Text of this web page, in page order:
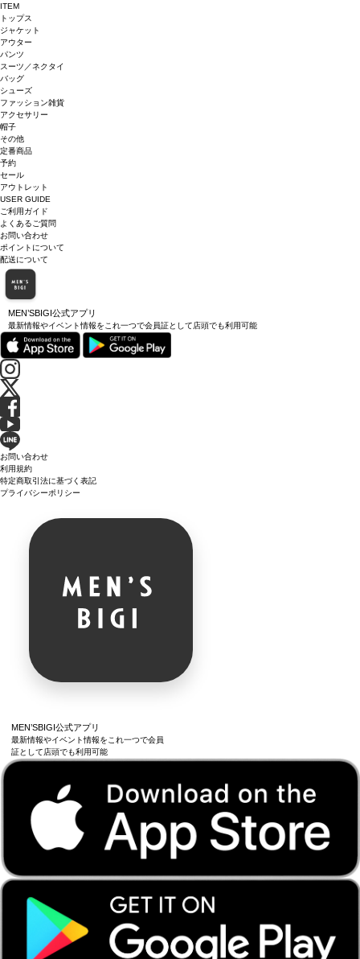
ITEM
トップス
ジャケット
アウター
パンツ
スーツ／ネクタイ
バッグ
シューズ
ファッション雑貨
アクセサリー
帽子
その他
定番商品
予約
セール
アウトレット
USER GUIDE
ご利用ガイド
よくあるご質問
お問い合わせ
ポイントについて
配送について
MEN’SBIGI公式アプリ
最新情報やイベント情報をこれ一つで会員証として店頭でも利用可能
お問い合わせ
利用規約
特定商取引法に基づく表記
プライバシーポリシー
MEN’SBIGI公式アプリ
最新情報やイベント情報をこれ一つで会員
証として店頭でも利用可能